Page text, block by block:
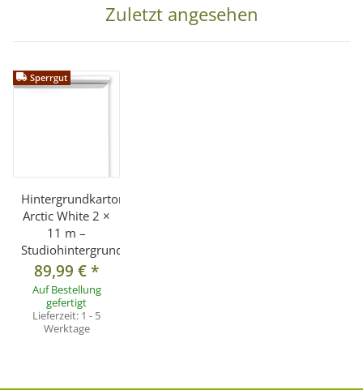
Zuletzt angesehen
Sperrgut
Hintergrundkarton
Arctic White 2 ×
11 m –
Studiohintergrund
89,99 €*
Auf Bestellung
gefertigt
Lieferzeit: 1 - 5
Werktage